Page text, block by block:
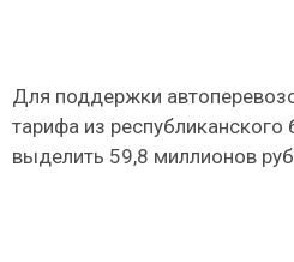
Для поддержки
тарифа из
выделить 59,8 миллионов